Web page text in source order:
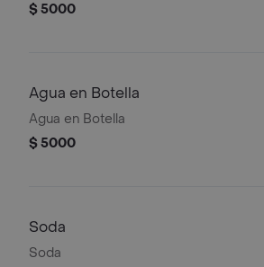
$ 5000
Agua en Botella
Agua en Botella
$ 5000
Soda
Soda